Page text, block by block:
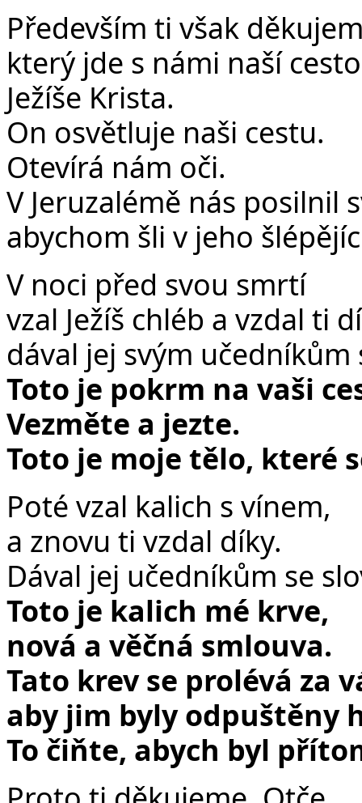
Především ti však
který jde s námi naší
Ježíše Krista.
On osvětluje naši cestu.
Otevírá nám oči.
V Jeruzalémě nás posilnil
abychom šli v jeho
V noci před svou smrtí
vzal Ježíš chléb a vzdal ti
dával jej svým učedníkům
Toto je pokrm na vaši
Vezměte a jezte.
Toto je moje tělo, které
Poté vzal kalich s vínem,
a znovu ti vzdal díky.
Dával jej učedníkům se
Toto je kalich mé krve,
nová a věčná smlouva.
Tato krev se prolévá za
aby jim byly odpuštěny
To čiňte, abych byl